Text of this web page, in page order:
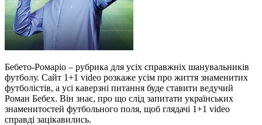
Бебето-Ромаріо – рубрика для усіх справжніх шанувальників
футболу. Сайт 1+1 video розкаже усім про життя знаменитих
футболістів, а усі каверзні питання буде ставити ведучий
Роман Бебех. Він знає, про що слід запитати українських
знаменитостей футбольного поля, щоб глядачі 1+1 video
справді зацікавились.